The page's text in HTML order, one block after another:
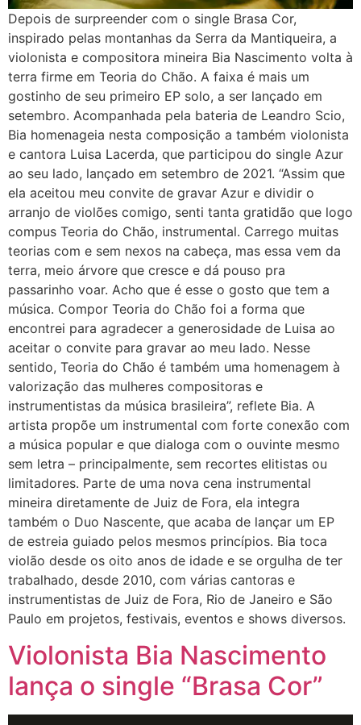
Depois de surpreender com o single Brasa Cor,
inspirado pelas montanhas da Serra da Mantiqueira, a
violonista e compositora mineira Bia Nascimento volta à
terra firme em Teoria do Chão. A faixa é mais um
gostinho de seu primeiro EP solo, a ser lançado em
setembro. Acompanhada pela bateria de Leandro Scio,
Bia homenageia nesta composição a também violonista
e cantora Luisa Lacerda, que participou do single Azur
ao seu lado, lançado em setembro de 2021. “Assim que
ela aceitou meu convite de gravar Azur e dividir o
arranjo de violões comigo, senti tanta gratidão que logo
compus Teoria do Chão, instrumental. Carrego muitas
teorias com e sem nexos na cabeça, mas essa vem da
terra, meio árvore que cresce e dá pouso pra
passarinho voar. Acho que é esse o gosto que tem a
música. Compor Teoria do Chão foi a forma que
encontrei para agradecer a generosidade de Luisa ao
aceitar o convite para gravar ao meu lado. Nesse
sentido, Teoria do Chão é também uma homenagem à
valorização das mulheres compositoras e
instrumentistas da música brasileira”, reflete Bia. A
artista propõe um instrumental com forte conexão com
a música popular e que dialoga com o ouvinte mesmo
sem letra – principalmente, sem recortes elitistas ou
limitadores. Parte de uma nova cena instrumental
mineira diretamente de Juiz de Fora, ela integra
também o Duo Nascente, que acaba de lançar um EP
de estreia guiado pelos mesmos princípios. Bia toca
violão desde os oito anos de idade e se orgulha de ter
trabalhado, desde 2010, com várias cantoras e
instrumentistas de Juiz de Fora, Rio de Janeiro e São
Paulo em projetos, festivais, eventos e shows diversos.
Violonista Bia Nascimento
lança o single “Brasa Cor”